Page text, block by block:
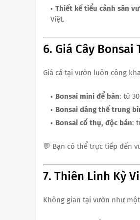
Thiết kế tiểu cảnh sân
Việt.
6. Giá Cây
Giá cả tại vườn luôn công
Bonsai mini để bàn: từ
Bonsai dáng thế trung
Bonsai cổ thụ, độc bản:
💬 Bạn có thể trực tiếp đến
7. Thiên Linh Kỳ
Không gian tại vườn như một